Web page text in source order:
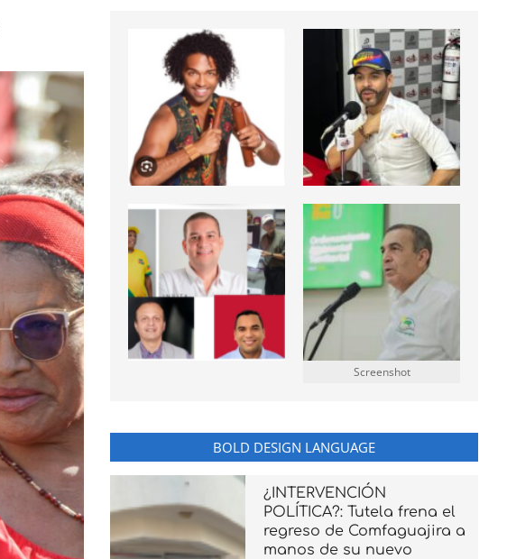
Screenshot
BOLD DESIGN LANGUAGE
¿INTERVENCIÓN
POLÍTICA?: Tutela frena el
regreso de Comfaguajira a
manos de su nuevo